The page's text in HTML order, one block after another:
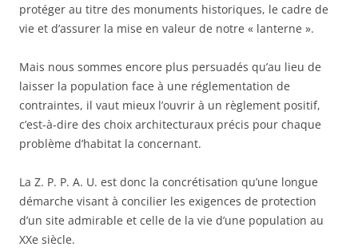
protéger au titre des monuments historiques, le cadre de
vie et d’assurer la mise en valeur de notre « lanterne ».
Mais nous sommes encore plus persuadés qu’au lieu de
laisser la population face à une réglementation de
contraintes, il vaut mieux l’ouvrir à un règlement positif,
c’est-à-dire des choix architecturaux précis pour chaque
problème d’habitat la concernant.
La Z. P. P. A. U. est donc la concrétisation qu’une longue
démarche visant à concilier les exigences de protection
d’un site admirable et celle de la vie d’une population au
XXe siècle.